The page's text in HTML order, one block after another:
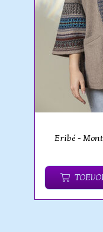
Eribé -